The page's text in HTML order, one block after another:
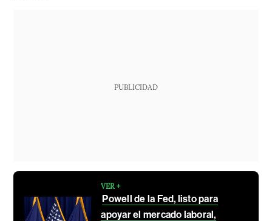
PUBLICIDAD
VER +
Powell de la Fed, listo para
apoyar el mercado laboral,